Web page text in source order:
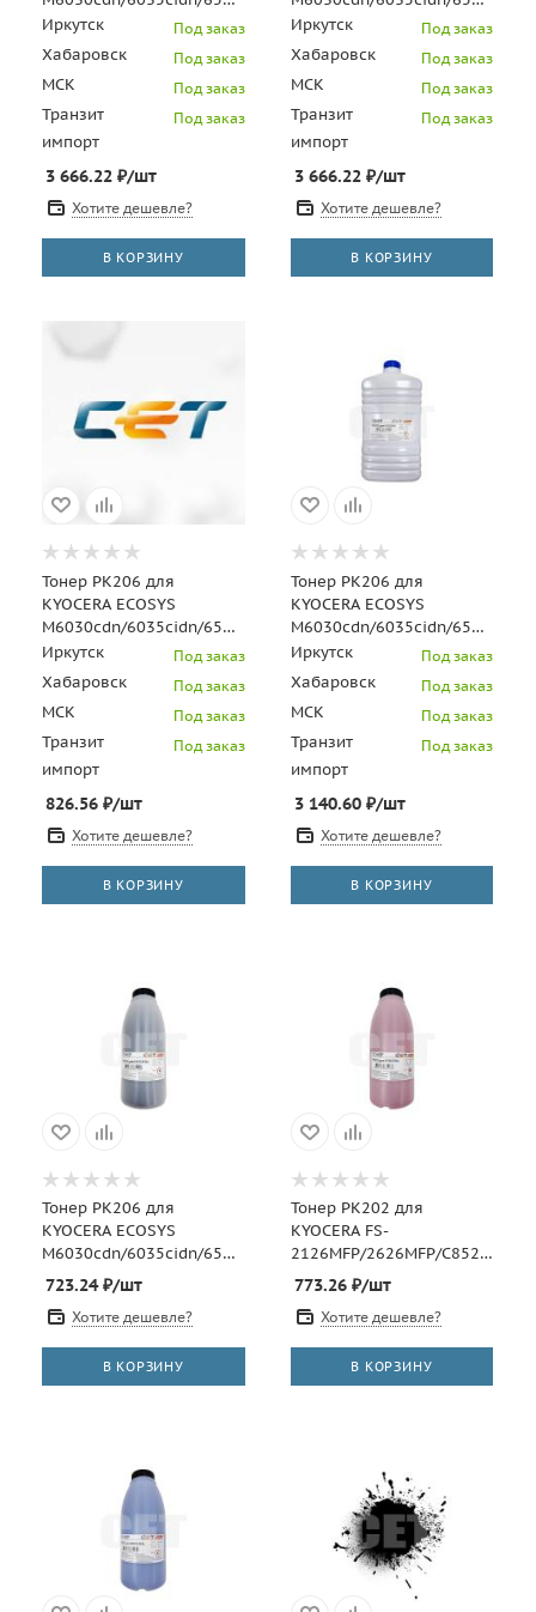
(Japan) Yellow, 500г/бут,
(унив.),
Иркутск Под заказ
Хабаровск Под заказ
МСК Под заказ
Транзит
импорт
Под заказ
3 666.22 ₽/шт
Хотите дешевле?
В КОРЗИНУ
(Japan) Magenta, 500г/бут,
(унив.)
Иркутск Под заказ
Хабаровск Под заказ
МСК Под заказ
Транзит
импорт
Под заказ
3 666.22₽/шт
Хотите дешевле?
В КОРЗИНУ
Тонер PK206 для
KYOCERA ECOSYS
M6030cdn/6035cidn/6530cdn/P6035cdn
(Japan) Cyan, 100г/бут,
(унив.), O
Иркутск Под заказ
Хабаровск Под заказ
МСК Под заказ
Транзит
импорт
Под заказ
826.56 ₽/шт
Хотите дешевле?
В КОРЗИНУ
Тонер PK206 для
KYOCERA ECOSYS
M6030cdn/6035cidn/6530cdn/
(Japan) Black, 500г/бут,
(унив.),
Иркутск Под заказ
Хабаровск Под заказ
МСК Под заказ
Транзит
импорт
Под заказ
3 140.60₽/шт
Хотите дешевле?
В КОРЗИНУ
Тонер PK206 для
KYOCERA ECOSYS
M6030cdn/6035cidn/6530cdn/P6035cdn
(Japan) Black, 100г/бут,
723.24₽/шт
Хотите дешевле?
В КОРЗИНУ
Тонер PK202 для
KYOCERA FS-
2126MFP/2626MFP/C8525MFP
(Japan) Magenta, 100г/бут,
(унив.), OSP0202M-100
773.26₽/шт
Хотите дешевле?
В КОРЗИНУ